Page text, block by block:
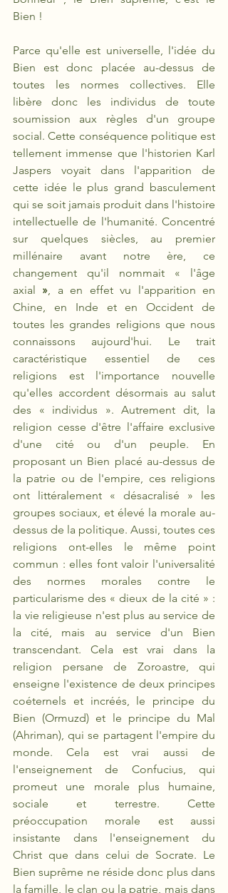
Bien !
Parce qu'elle est universelle, l'idée du
Bien est donc placée au-dessus de
toutes les normes collectives. Elle
libère donc les individus de toute
soumission aux règles d'un groupe
social. Cette conséquence politique est
tellement immense que l'historien Karl
Jaspers voyait dans l'apparition de
cette idée le plus grand basculement
qui se soit jamais produit dans l'histoire
intellectuelle de l'humanité. Concentré
sur quelques siècles, au premier
millénaire avant notre ère, ce
changement qu'il nommait « l'âge
axial », a en effet vu l'apparition en
Chine, en Inde et en Occident de
toutes les grandes religions que nous
connaissons aujourd'hui. Le trait
caractéristique essentiel de ces
religions est l'importance nouvelle
qu'elles accordent désormais au salut
des « individus ». Autrement dit, la
religion cesse d'être l'affaire exclusive
d'une cité ou d'un peuple. En
proposant un Bien placé au-dessus de
la patrie ou de l'empire, ces religions
ont littéralement « désacralisé » les
groupes sociaux, et élevé la morale au-
dessus de la politique. Aussi, toutes ces
religions ont-elles le même point
commun : elles font valoir l'universalité
des normes morales contre le
particularisme des « dieux de la cité » :
la vie religieuse n'est plus au service de
la cité, mais au service d'un Bien
transcendant. Cela est vrai dans la
religion persane de Zoroastre, qui
enseigne l'existence de deux principes
coéternels et incréés, le principe du
Bien (Ormuzd) et le principe du Mal
(Ahriman), qui se partagent l'empire du
monde. Cela est vrai aussi de
l'enseignement de Confucius, qui
promeut une morale plus humaine,
sociale et terrestre. Cette
préoccupation morale est aussi
insistante dans l'enseignement du
Christ que dans celui de Socrate. Le
Bien suprême ne réside donc plus dans
la famille, le clan ou la patrie, mais dans